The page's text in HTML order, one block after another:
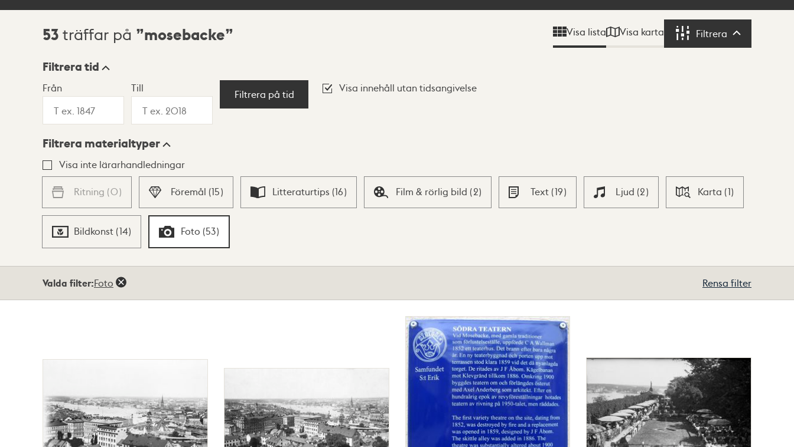
Sökresultat
53 träffar på mosebacke Visa lista Visa karta Filtrera Filtrera
Visningsläge
Lista Karta
Filtrera tid
Från Till
Filtrera på tid
Visa innehåll utan tidsangivelse
Filtrera materialtyper
Visa inte lärarhandledningar
Ritning (0) Föremål (15) Litteraturtips (16) Film & rörlig bild (2) Text (19) Ljud (2) Karta (1)
Bildkonst (14) Foto (53)
Valda filter:Foto Rensa filter